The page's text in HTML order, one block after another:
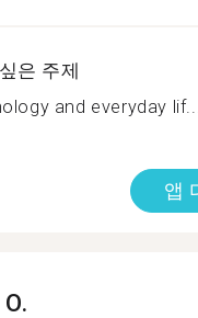
은 주제
and everyday lif...
앱
O.